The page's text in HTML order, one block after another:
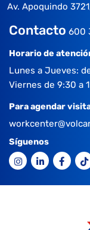
Av. Apoquindo
Contacto 600
Horario de
Lunes a Jueves:
Viernes de 9:30 a
Para agendar
Síguenos